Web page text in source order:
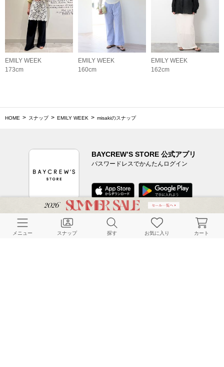
EMILY WEEK
173cm
EMILY WEEK
160cm
EMILY WEEK
162cm
HOME スナップ EMILY WEEK misakiのスナップ
BAYCREW’S STORE 公式アプリ
パスワードレスでかんたんログイン
CUSTOMER SERVICE
メニュー スナップ 探す お気に入り カート